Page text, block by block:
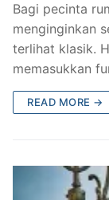
Bagi pecinta
menginginkan
terlihat klasik.
memasukkan
READ MORE →